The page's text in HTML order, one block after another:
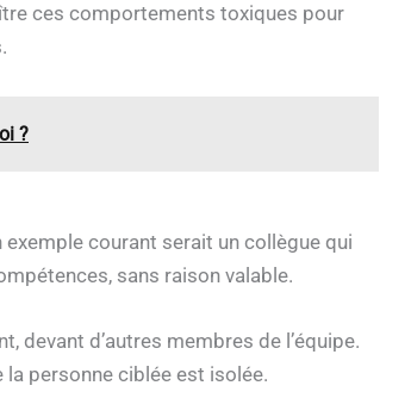
ces comportements toxiques pour
?
exemple courant serait un collègue qui
sans raison valable.
devant d’autres membres de l’équipe.
personne ciblée est isolée.